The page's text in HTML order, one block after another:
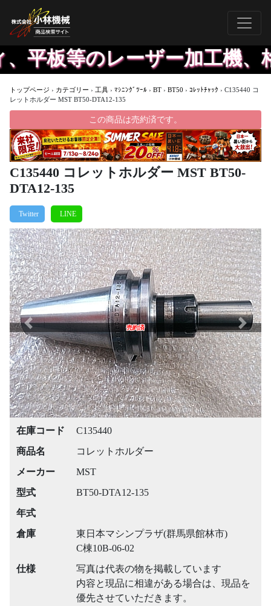
のレーザー加工機、格安
トップページ › カテゴリー › 工具 › ﾏｼﾆﾝｸﾞﾂｰﾙ › BT › BT50 › ｺﾚｯﾄﾁｬｯｸ › C135440 コ
レットホルダー MST BT50-DTA12-135
この商品は売約済です。
C135440 コレットホルダー MST BT50-
DTA12-135
売約済
Previous Next
在庫コード
C135440
商品名
コレットホルダー
メーカー
MST
型式
BT50-DTA12-135
年式
倉庫
東日本マシンプラザ(群馬県館林市)
C棟10B-06-02
仕様
写真は代表の物を掲載しています
内容と現品に相違がある場合は、現品を
優先させていただきます。